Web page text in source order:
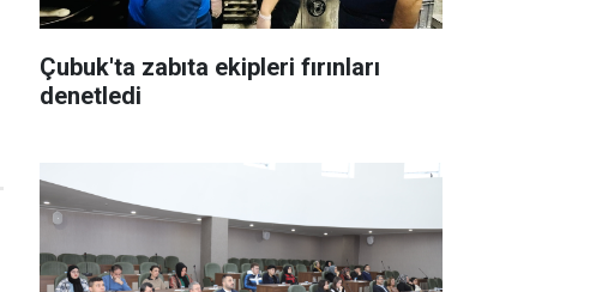
Çubuk'ta zabıta ekipleri fırınları
denetledi